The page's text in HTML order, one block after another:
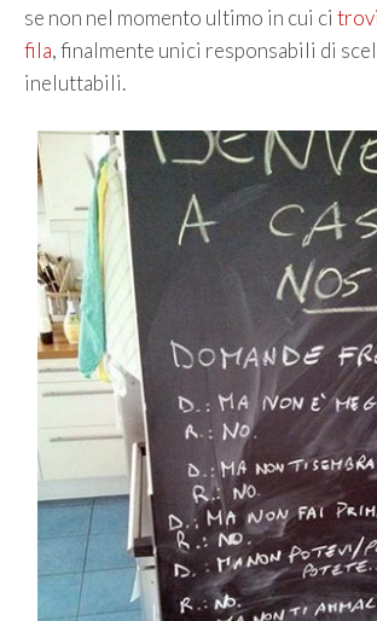
se non nel momento ultimo in cui ci
fila, finalmente unici responsabili di
ineluttabili.